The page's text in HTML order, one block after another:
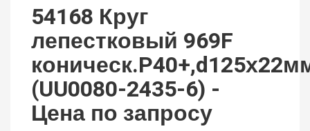
54168 Круг
лепестковый 969F
(UU0080-2435-6) -
Цена по запросу